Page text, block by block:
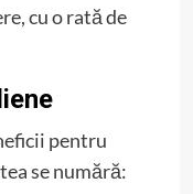
cu o rată de
pentru
se numără: